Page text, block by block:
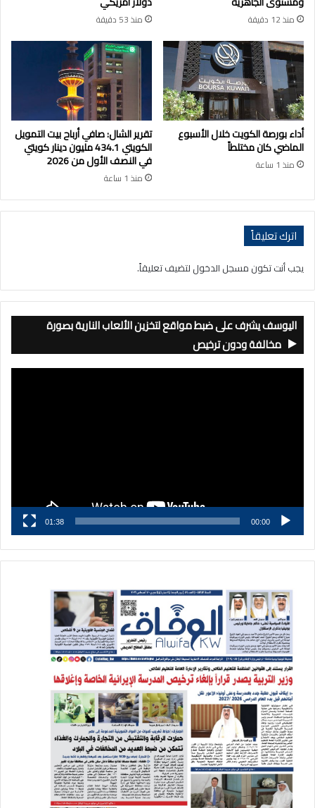
منذ 12 دقيقة منذ 53 دقيقة
أداء بورصة الكويت خلال الأسبوع
الماضي كان مختلطاً
منذ 1 ساعة
تقرير الشال: صافي أرباح بيت التمويل
الكويتي 434.1 مليون دينار كويتي
في النصف الأول من 2026
منذ 1 ساعة
اترك تعليقاً
يجب أنت تكون مسجل الدخول لتضيف تعليقاً.
اليوسف يشرف على ضبط مواقع لتخزين الألعاب النارية بصورة
مخالفة ودون ترخيص
00:00
01:38